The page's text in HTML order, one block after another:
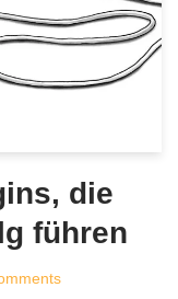
die
führen